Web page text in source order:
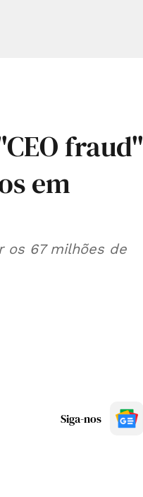
fraud"
em
os 67 milhões de
Siga-nos